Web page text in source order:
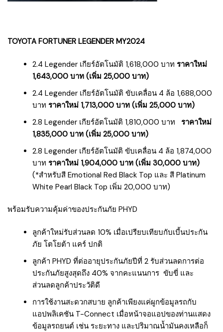
TOYOTA FORTUNER LEGENDER MY2024
2.4 Legender เกียร์อัตโนมัติ ​​​​1,618,000 บาท ราคาใหม่
1,643,000 บาท (เพิ่ม 25,000 บาท)
2.4 Legender เกียร์อัตโนมัติ ขับเคลื่อน 4 ล้อ ​​1,688,000
บาท ราคาใหม่ 1,713,000 บาท (เพิ่ม 25,000 บาท)
​2.8 Legender เกียร์อัตโนมัติ ​​​​1,810,000 บาท ​ ราคาใหม่
1,835,000 บาท (เพิ่ม 25,000 บาท)
2.8 Legender เกียร์อัตโนมัติ ขับเคลื่อน 4 ล้อ ​​1,874,000
บาท ราคาใหม่ 1,904,000 บาท (เพิ่ม 30,000 บาท)
(*สำหรับสี Emotional Red Black Top และ สี Platinum
White Pearl Black Top เพิ่ม 20,000 บาท)
พร้อมรับความคุ้มค่าของประกันภัย PHYD
ลูกค้าใหม่รับส่วนลด 10% เมื่อเปรียบเทียบกับเบี้นประกัน
ภัย โตโยต้า แคร์ ปกติ
ลูกค้า PHYD ที่ต่ออายุประกันภัยปีที่ 2 รับส่วนลดการต่อ
ประกันภัยสูงสุดถึง 40% จากคะแนนการ ขับขี่ และ
ส่วนลดลูกค้าประวัติดี
การใช้งานสะดวกสบาย ลูกค้าเพียงแค่ผูกข้อมูลรถกับ
แอปพลิเคชัน T-Connect เมื่อหน้าจอแอปของท่านแสดง
ข้อมูลรถยนต์ เช่น ระยะทาง และปริมาณน้ำมันคงเหลือก็